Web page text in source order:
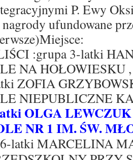
P. Ewy
ufundowane
:grupa 3-latki
NA HOŁOWIESKU ,
ZOFIA
NIEPUBLICZNE
OLGA
NR 1 IM. ŚW.
6-latki MARCELINA